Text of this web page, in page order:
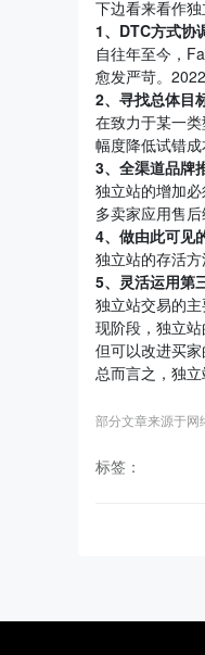
下边看来看作独
1、DTC方式协
自往年至今，
愈发严苛。
2、寻找总体目
在致力于某一
幅度降低试错成
3、全渠道品牌
独立站的增加
多卖家应用售
4、做由此可见
独立站的存活
5、灵活运用第
独立站交易的
现阶段，独立
但可以改进买
总而言之，独
部分文章来源于网
标签：